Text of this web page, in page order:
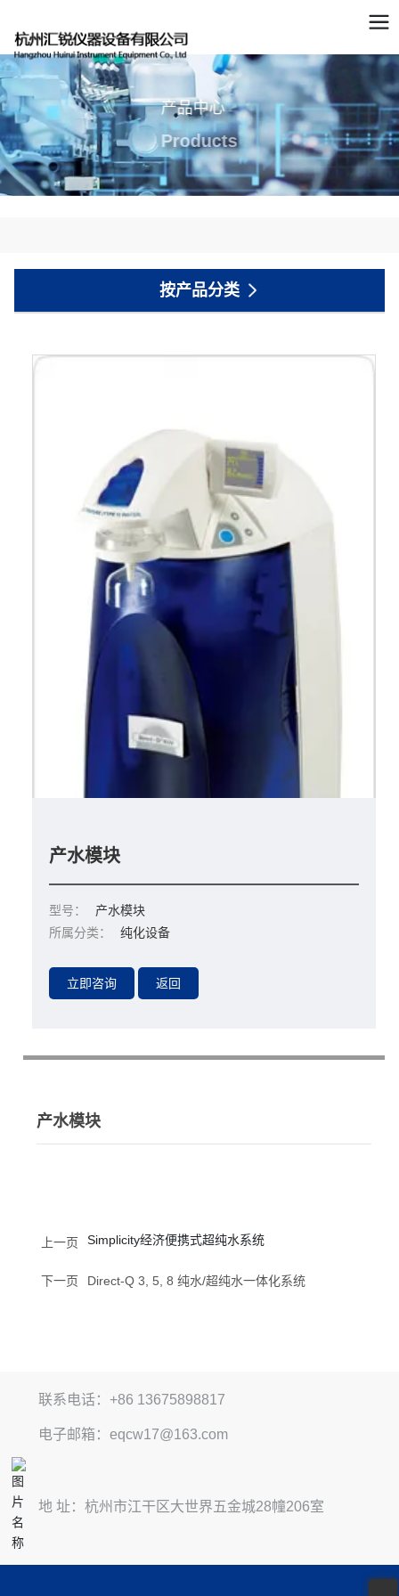
产品中心
Products
按产品分类
产水模块
型号：
产水模块
所属分类：
纯化设备
产水模块
上一页 Simplicity经济便携式超纯水系统
下一页 Direct-Q 3, 5, 8 纯水/超纯水一体化系统
联系电话：+86 13675898817
电子邮箱：eqcw17@163.com
地 址：杭州市江干区大世界五金城28幢206室